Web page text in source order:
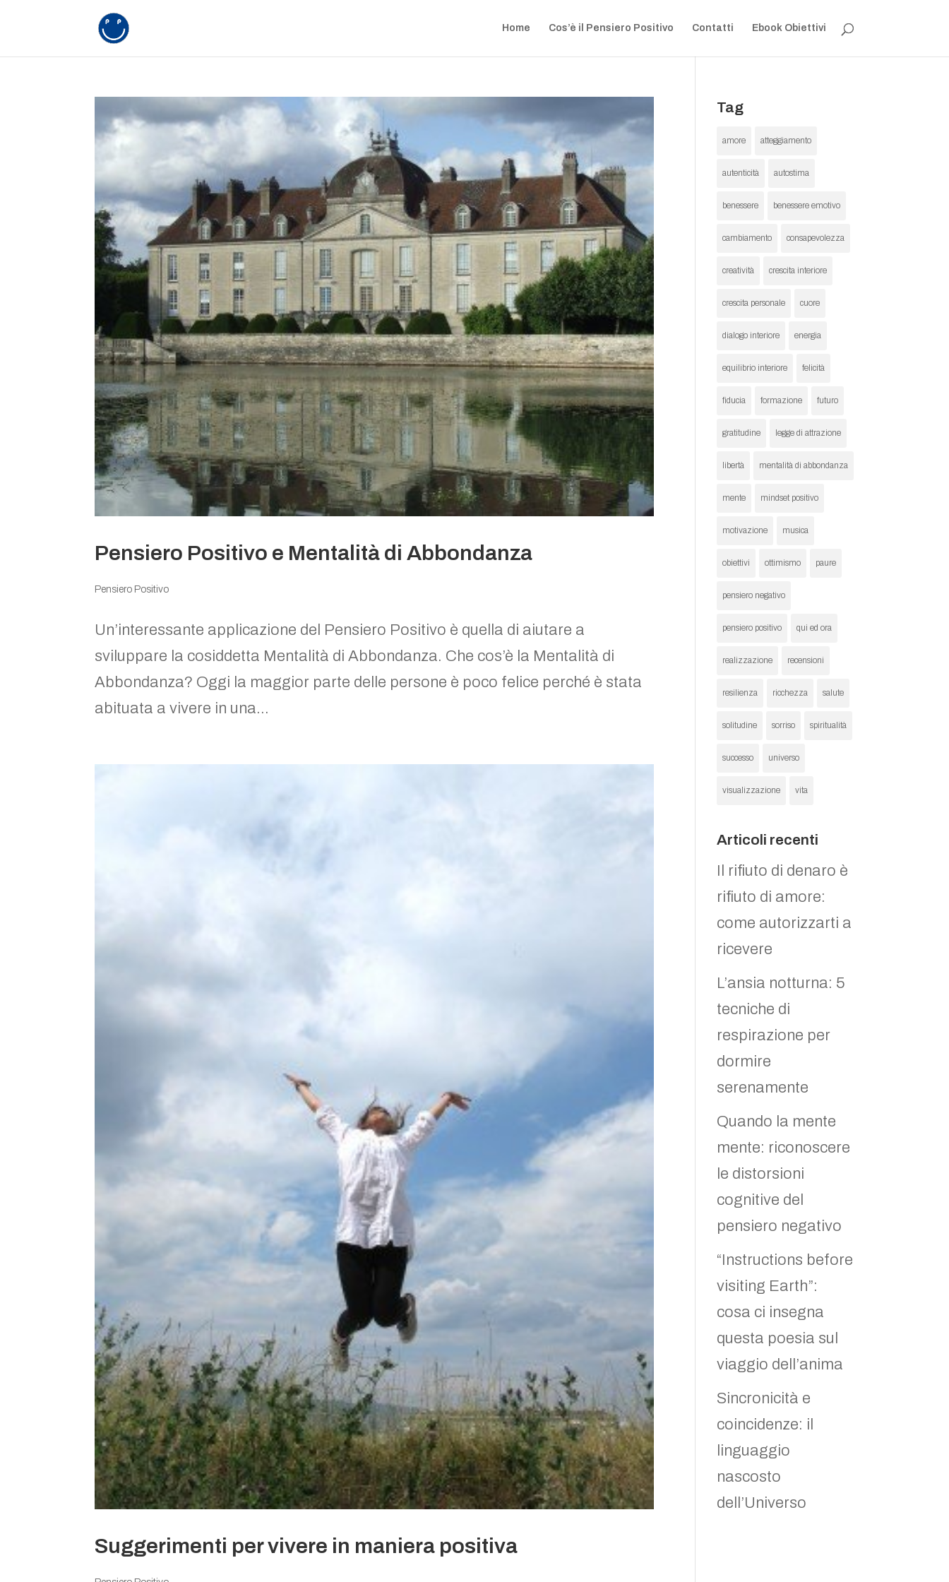
Home Cos’è il Pensiero Positivo Contatti Ebook Obiettivi
Pensiero Positivo e Mentalità di Abbondanza
Pensiero Positivo
Un’interessante applicazione del Pensiero Positivo è quella di aiutare a
sviluppare la cosiddetta Mentalità di Abbondanza. Che cos’è la Mentalità di
Abbondanza? Oggi la maggior parte delle persone è poco felice perché è stata
abituata a vivere in una...
Suggerimenti per vivere in maniera positiva
Tag
amore atteggiamento
autenticità autostima
benessere benessere emotivo
cambiamento consapevolezza
creatività crescita interiore
crescita personale cuore
dialogo interiore energia
equilibrio interiore felicità
fiducia formazione futuro
gratitudine legge di attrazione
libertà mentalità di abbondanza
mente mindset positivo
motivazione musica
obiettivi ottimismo paure
pensiero negativo
pensiero positivo qui ed ora
realizzazione recensioni
resilienza ricchezza salute
solitudine sorriso spiritualità
successo universo
visualizzazione vita
Articoli recenti
Il rifiuto di denaro è
rifiuto di amore:
come autorizzarti a
ricevere
L’ansia notturna: 5
tecniche di
respirazione per
dormire
serenamente
Quando la mente
mente: riconoscere
le distorsioni
cognitive del
pensiero negativo
“Instructions before
visiting Earth”:
cosa ci insegna
questa poesia sul
viaggio dell’anima
Sincronicità e
coincidenze: il
linguaggio
nascosto
dell’Universo